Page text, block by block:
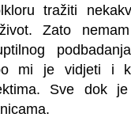
tražiti
Zato
mi je vidjeti i
Sve dok